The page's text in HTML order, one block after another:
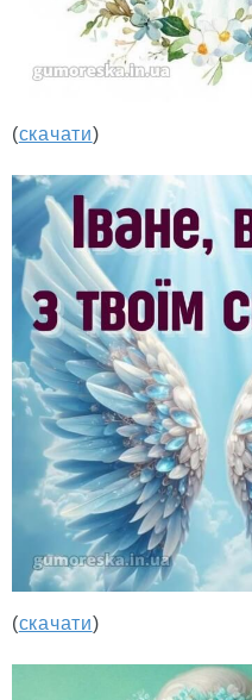
(скачати)
(скачати)